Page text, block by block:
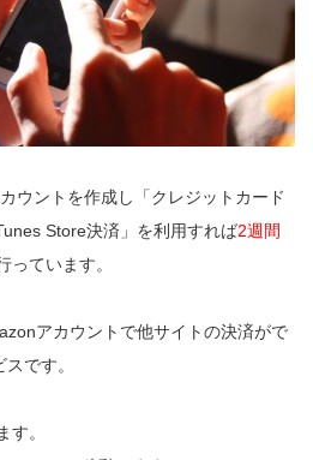
ウントを作成し「クレジットカード
Store決済」を利用すれば2週間
っています。
アカウントで他サイトの決済がで
です。
す。